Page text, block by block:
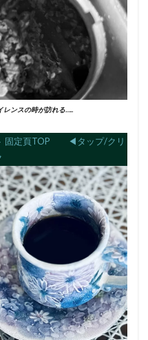
レンスの時が訪れる…..
固定頁TOP ◀︎タップ/クリ